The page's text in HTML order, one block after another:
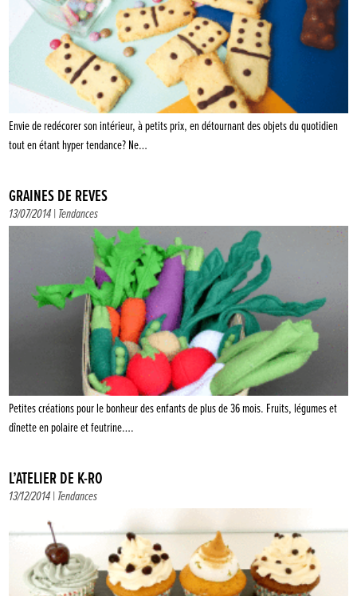
Envie de redécorer son intérieur, à petits prix, en détournant des objets du quotidien
tout en étant hyper tendance? Ne…
GRAINES DE RÊVES
13/07/2014 |Tendances
Petites créations pour le bonheur des enfants de plus de 36 mois. Fruits, légumes et
dînette en polaire et feutrine….
L’ATELIER DE K-RO
13/12/2014 |Tendances